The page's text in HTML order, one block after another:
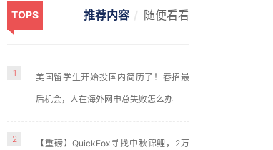
TOPS 推荐内容 随便看看
1 美国留学生开始投国内简历了！春招最
后机会，人在海外网申总失败怎么办
2 【重磅】QuickFox寻找中秋锦鲤，2万